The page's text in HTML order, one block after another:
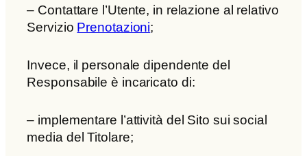
– Contattare l’Utente, in relazione al relativo
Servizio Prenotazioni;
Invece, il personale dipendente del
Responsabile è incaricato di:
– implementare l’attività del Sito sui social
media del Titolare;